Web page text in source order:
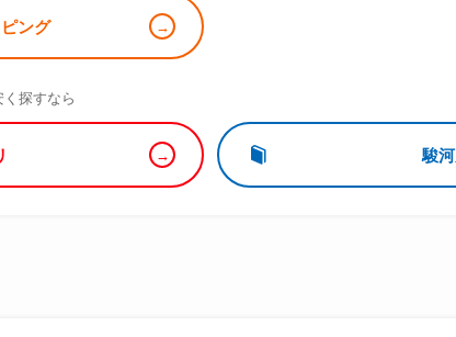
ング
探すなら
駿